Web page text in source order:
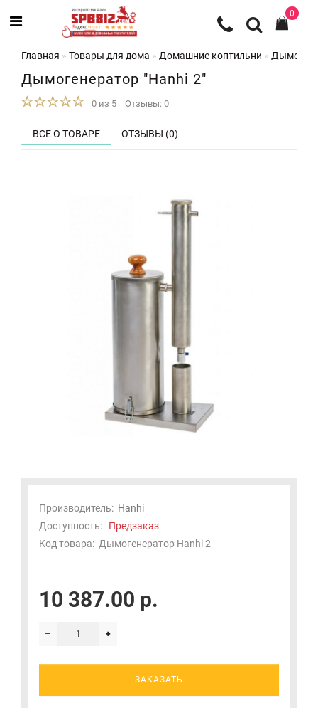
0
Главная Товары для дома Домашние коптильни
Дымогенератор "Hanhi 2"
0 из 5 Отзывы: 0
ВСЕ О ТОВАРЕ ОТЗЫВЫ (0)
Производитель: Hanhi
Доступность: Предзаказ
Код товара: Дымогенератор Hanhi 2
10 387.00 р.
ЗАКАЗАТЬ